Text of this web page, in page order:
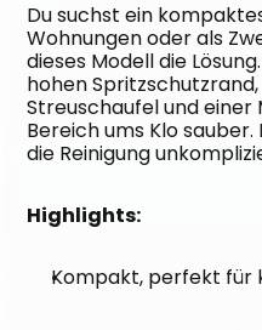
Du suchst ein
Wohnungen oder als
dieses Modell die
hohen
Streuschaufel und
Bereich ums Klo
die Reinigung
Highlights:
Kompakt, perfekt für